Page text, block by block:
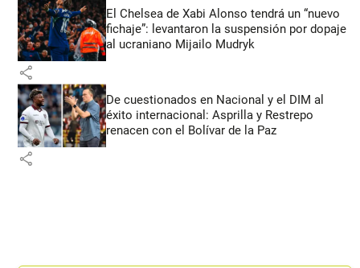
El Chelsea de Xabi Alonso tendrá un “nuevo
fichaje”: levantaron la suspensión por dopaje
al ucraniano Mijailo Mudryk
share
De cuestionados en Nacional y el DIM al
éxito internacional: Asprilla y Restrepo
renacen con el Bolívar de la Paz
share